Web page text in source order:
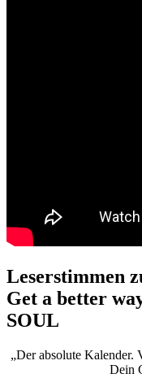
Leserstimmen
Get a better
SOUL
„Der absolute Kalender.
Dein